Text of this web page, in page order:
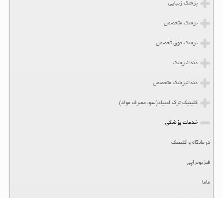
پزشک زیبایی
پزشک متخصص
پزشک فوق تخصص
دندانپزشک
دندانپزشک متخصص
کلینیک ترک اعتیاد(سوء مصرف مواد)
خدمات پزشکی
درمانگاه و کلینیک
فیزیوتراپی